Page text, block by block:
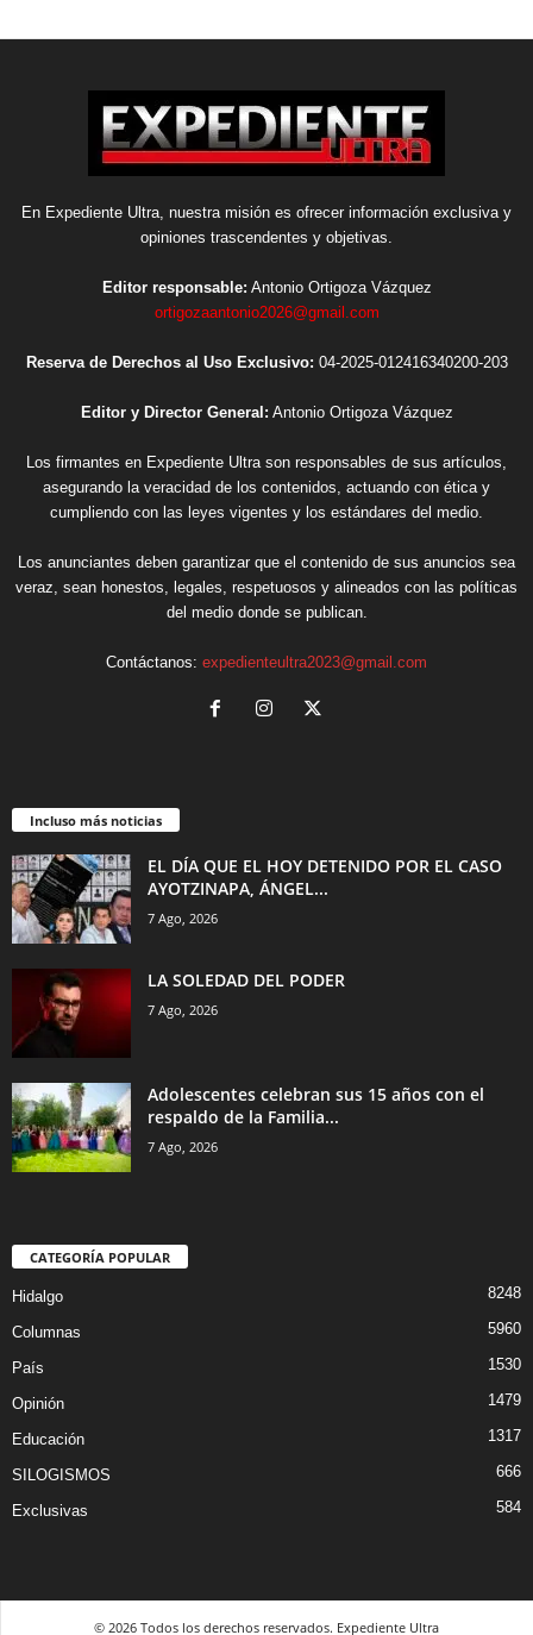
En Expediente Ultra, nuestra misión es ofrecer información exclusiva y
opiniones trascendentes y objetivas.
Editor responsable: Antonio Ortigoza Vázquez
ortigozaantonio2026@gmail.com
Reserva de Derechos al Uso Exclusivo: 04-2025-012416340200-203
Editor y Director General: Antonio Ortigoza Vázquez
Los firmantes en Expediente Ultra son responsables de sus artículos,
asegurando la veracidad de los contenidos, actuando con ética y
cumpliendo con las leyes vigentes y los estándares del medio.
Los anunciantes deben garantizar que el contenido de sus anuncios sea
veraz, sean honestos, legales, respetuosos y alineados con las políticas
del medio donde se publican.
Contáctanos: expedienteultra2023@gmail.com
Incluso más noticias
EL DÍA QUE EL HOY DETENIDO POR EL CASO
AYOTZINAPA, ÁNGEL...
7 Ago, 2026
LA SOLEDAD DEL PODER
7 Ago, 2026
Adolescentes celebran sus 15 años con el
respaldo de la Familia...
7 Ago, 2026
CATEGORÍA POPULAR
Hidalgo 8248
Columnas 5960
País 1530
Opinión 1479
Educación 1317
SILOGISMOS 666
Exclusivas 584
© 2026 Todos los derechos reservados. Expediente Ultra